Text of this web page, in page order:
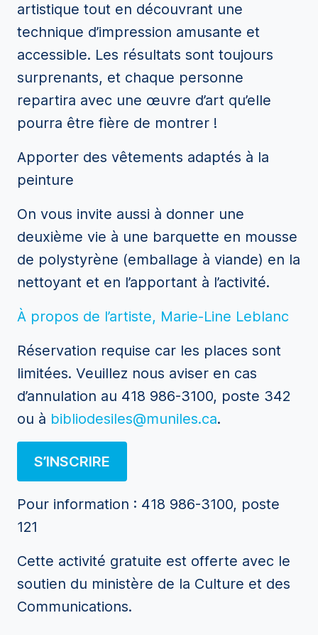
artistique tout en découvrant une
technique d’impression amusante et
accessible. Les résultats sont toujours
surprenants, et chaque personne
repartira avec une œuvre d’art qu’elle
pourra être fière de montrer !
Apporter des vêtements adaptés à la
peinture
On vous invite aussi à donner une
deuxième vie à une barquette en mousse
de polystyrène (emballage à viande) en la
nettoyant et en l’apportant à l’activité.
À propos de l’artiste, Marie-Line Leblanc
Réservation requise car les places sont
limitées. Veuillez nous aviser en cas
d’annulation au 418 986-3100, poste 342
ou à bibliodesiles@muniles.ca.
S’INSCRIRE
Pour information : 418 986-3100, poste
121
Cette activité gratuite est offerte avec le
soutien du ministère de la Culture et des
Communications.